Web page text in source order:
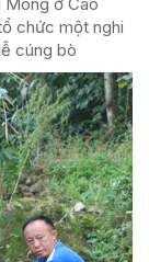
Mông ở Cao
chức một nghi
cúng bò